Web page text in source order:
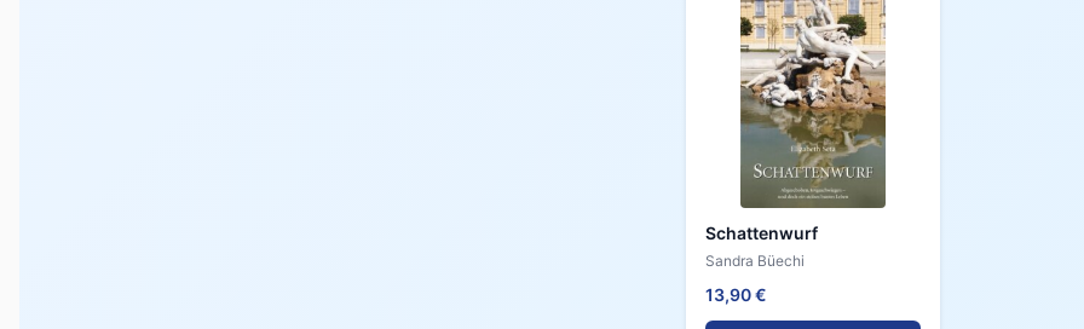
Schattenwurf
Sandra Büechi
13,90 €